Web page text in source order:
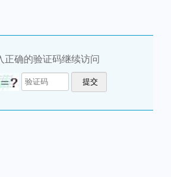
正确的验证码继续访问